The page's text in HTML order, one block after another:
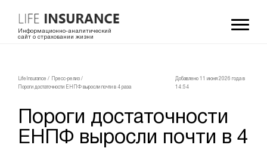
Информационно-аналитический
сайт о страховании жизни
LifeInsurance / Пресс-релиз /
Пороги достаточности ЕНПФ выросли почти в 4 раза
Добавлено 11 июня 2026 года в
14:54
Пороги достаточности
ЕНПФ выросли почти в 4